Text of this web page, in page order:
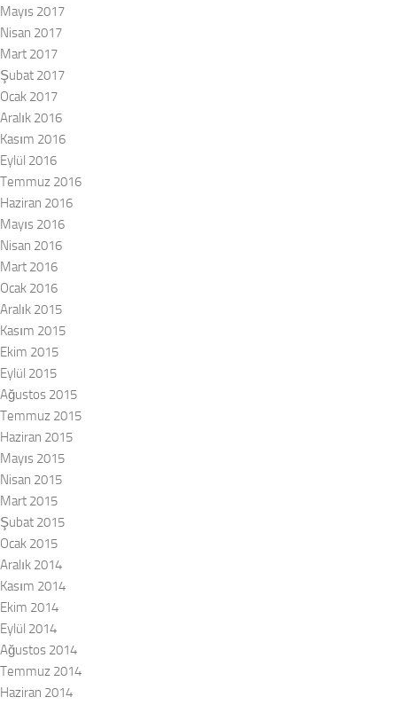
Mayıs 2017
Nisan 2017
Mart 2017
Şubat 2017
Ocak 2017
Aralık 2016
Kasım 2016
Eylül 2016
Temmuz 2016
Haziran 2016
Mayıs 2016
Nisan 2016
Mart 2016
Ocak 2016
Aralık 2015
Kasım 2015
Ekim 2015
Eylül 2015
Ağustos 2015
Temmuz 2015
Haziran 2015
Mayıs 2015
Nisan 2015
Mart 2015
Şubat 2015
Ocak 2015
Aralık 2014
Kasım 2014
Ekim 2014
Eylül 2014
Ağustos 2014
Temmuz 2014
Haziran 2014